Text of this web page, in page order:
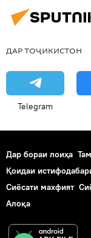
ДАР ТОҶИКИСТОН
Telegram
Дар бораи лоиҳа
Қоидаи
Сиёсати махфият
Алоқа